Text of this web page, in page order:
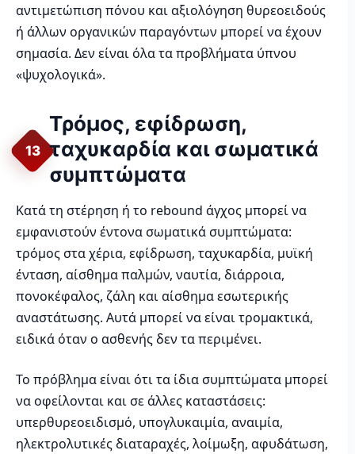
αντιμετώπιση πόνου και αξιολόγηση θυρεοειδούς
ή άλλων οργανικών παραγόντων μπορεί να έχουν
σημασία. Δεν είναι όλα τα προβλήματα ύπνου
«ψυχολογικά».
13
Τρόμος, εφίδρωση,
ταχυκαρδία και σωματικά
συμπτώματα
Κατά τη στέρηση ή το rebound άγχος μπορεί να
εμφανιστούν έντονα σωματικά συμπτώματα:
τρόμος στα χέρια, εφίδρωση, ταχυκαρδία, μυϊκή
ένταση, αίσθημα παλμών, ναυτία, διάρροια,
πονοκέφαλος, ζάλη και αίσθημα εσωτερικής
αναστάτωσης. Αυτά μπορεί να είναι τρομακτικά,
ειδικά όταν ο ασθενής δεν τα περιμένει.
Το πρόβλημα είναι ότι τα ίδια συμπτώματα μπορεί
να οφείλονται και σε άλλες καταστάσεις:
υπερθυρεοειδισμό, υπογλυκαιμία, αναιμία,
ηλεκτρολυτικές διαταραχές, λοίμωξη, αφυδάτωση,